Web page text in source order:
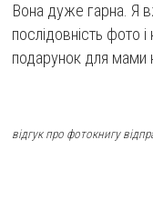
Вона дуже гарна. Я
послідовність
подарунок для мами
відгук про фотокнигу